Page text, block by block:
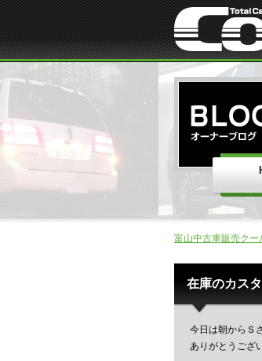
富山中古車販売クー
在庫のカス
今日は朝からＳ
ありがとうござ